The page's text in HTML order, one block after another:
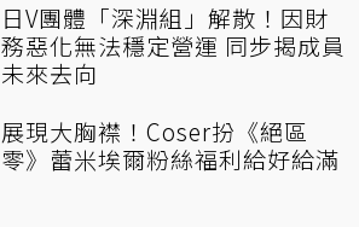
日V團體「深淵組」解散！因財
務惡化無法穩定營運 同步揭成員
未來去向
展現大胸襟！Coser扮《絕區
零》蕾米埃爾粉絲福利給好給滿